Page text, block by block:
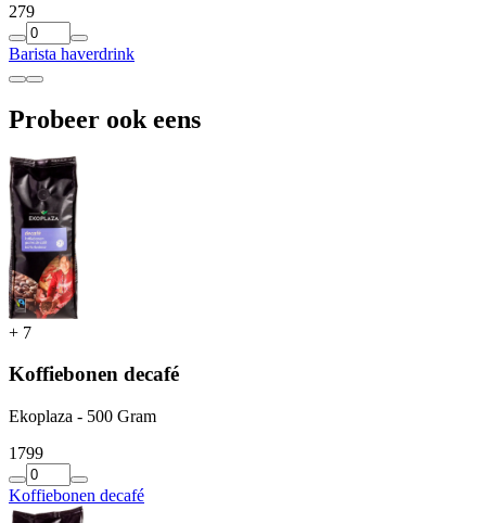
279
Barista haverdrink
Probeer ook eens
+ 7
Koffiebonen decafé
Ekoplaza - 500 Gram
1799
Koffiebonen decafé